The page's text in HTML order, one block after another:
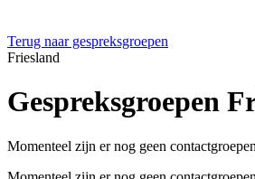
Terug naar gespreksgroepen
Friesland
Gespreksgroepen
Momenteel zijn er nog geen